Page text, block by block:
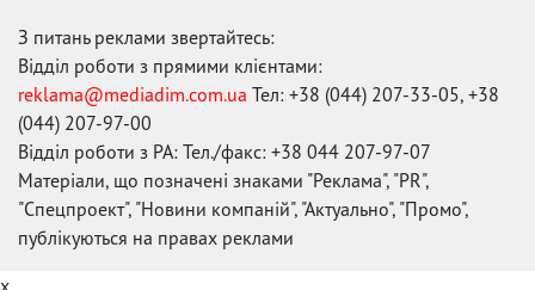
З питань реклами звертайтесь:
Відділ роботи з прямими клієнтами:
reklama@mediadim.com.ua Тел: +38 (044) 207-33-05, +38
(044) 207-97-00
Відділ роботи з РА: Тел./факс: +38 044 207-97-07
Матеріали, що позначені знаками "Реклама", "PR",
"Спецпроект", "Новини компаній", "Актуально", "Промо",
публікуються на правах реклами